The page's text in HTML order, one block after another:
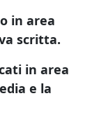
in area
scritta.
in area
e la